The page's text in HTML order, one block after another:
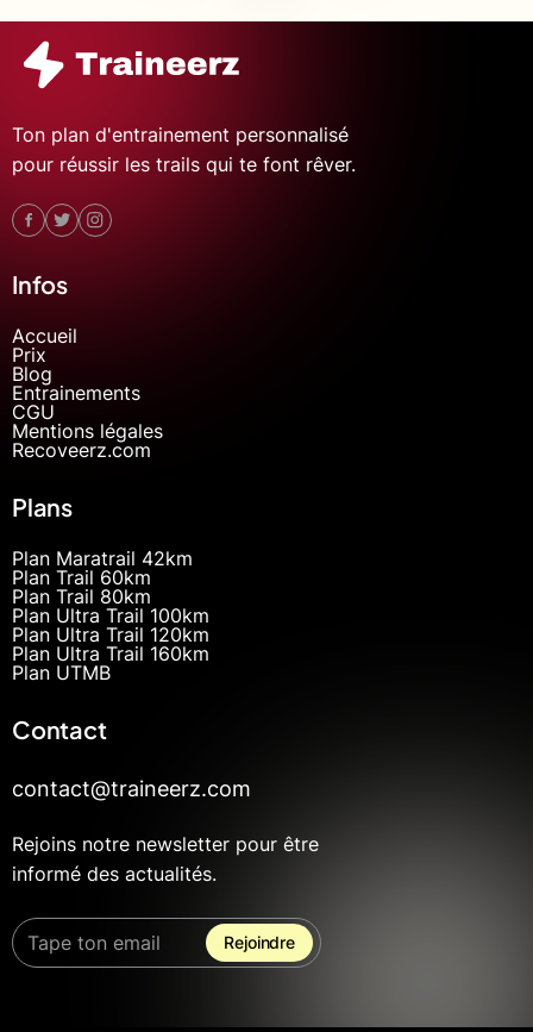
Ton plan d'entrainement personnalisé
pour réussir les trails qui te font rêver.
Infos
Accueil
Prix
Blog
Entrainements
CGU
Mentions légales
Recoveerz.com
Plans
Plan Maratrail 42km
Plan Trail 60km
Plan Trail 80km
Plan Ultra Trail 100km
Plan Ultra Trail 120km
Plan Ultra Trail 160km
Plan UTMB
Contact
contact@traineerz.com
Rejoins notre newsletter pour être
informé des actualités.